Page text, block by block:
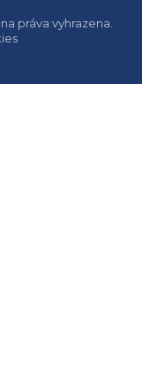
práva vyhrazena.